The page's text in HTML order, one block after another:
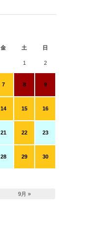
金 土 日
1 2
7 8 9
14 15 16
21 22 23
28 29 30
9月 »